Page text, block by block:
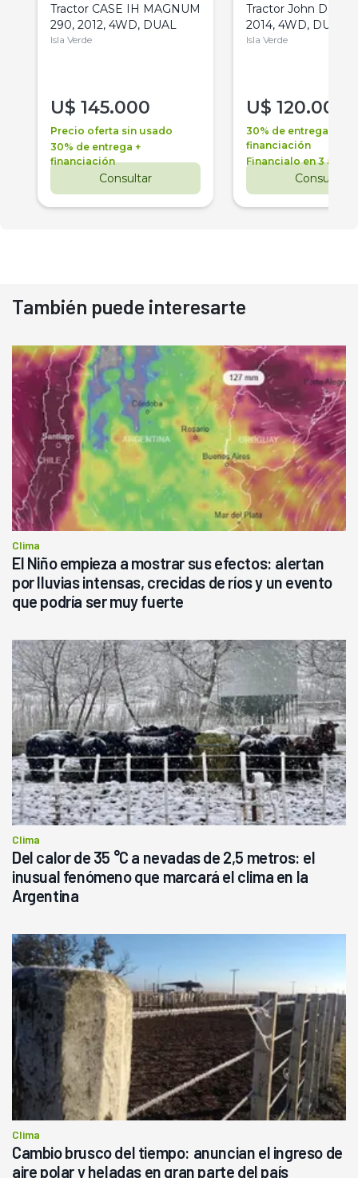
Tractor CASE IH MAGNUM
290, 2012, 4WD, DUAL
Isla Verde
U$ 145.000
Precio oferta sin usado
30% de entrega +
financiación
Consultar
Tractor John Deere
2014, 4WD, DUAL
Isla Verde
U$ 120.000
30% de entrega +
financiación
Financialo en 3 años
Consultar
También puede interesarte
Clima
El Niño empieza a mostrar sus efectos: alertan
por lluvias intensas, crecidas de ríos y un evento
que podría ser muy fuerte
Clima
Del calor de 35 °C a nevadas de 2,5 metros: el
inusual fenómeno que marcará el clima en la
Argentina
Clima
Cambio brusco del tiempo: anuncian el ingreso de
aire polar y heladas en gran parte del país